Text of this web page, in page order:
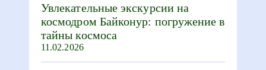
Увлекательные экскурсии на
космодром Байконур: погружение в
тайны космоса
11.02.2026